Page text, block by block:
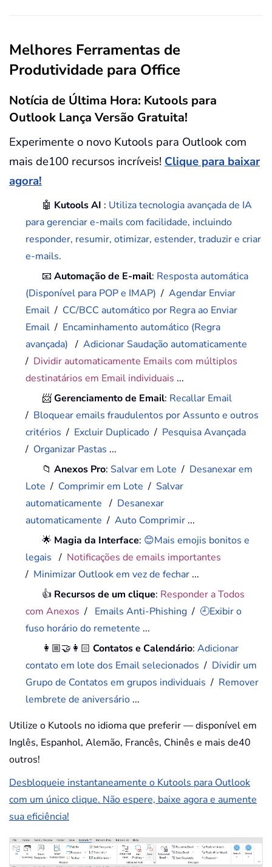
Melhores Ferramentas de
Produtividade para Office
Notícia de Última Hora: Kutools para
Outlook Lança Versão Gratuita!
Experimente o novo Kutools para Outlook com
mais de100 recursos incríveis! Clique para baixar
agora!
🤖 Kutools AI : Utiliza tecnologia avançada de IA
para gerenciar e-mails com facilidade, incluindo
responder, resumir, otimizar, estender, traduzir e criar
e-mails.
📧Automação de E-mail: Resposta automática
(Disponível para POP e IMAP) /Agendar Enviar
Email / CC/BCC automático por Regra ao Enviar
Email / Encaminhamento automático (Regra
avançada) /Adicionar Saudação automaticamente
/ Dividir automaticamente Emails com múltiplos
destinatários em Email individuais ...
📨Gerenciamento de Email: Recallar Email
/ Bloquear emails fraudulentos por Assunto e outros
critérios / Excluir Duplicado / Pesquisa Avançada
/ Organizar Pastas ...
📁Anexos Pro: Salvar em Lote / Desanexar em
Lote / Comprimir em Lote / Salvar
automaticamente / Desanexar
automaticamente /Auto Comprimir ...
🌟 Magia da Interface: 😊Mais emojis bonitos e
legais / Notificações de emails importantes
/ Minimizar Outlook em vez de fechar ...
👍 Recursos de um clique: Responder a Todos
com Anexos / Emails Anti-Phishing / 🕘Exibir o
fuso horário do remetente ...
👩🏼‍🤝‍👩🏻Contatos e Calendário:Adicionar
contato em lote dos Email selecionados / Dividir um
Grupo de Contatos em grupos individuais / Remover
lembrete de aniversário ...
Utilize o Kutools no idioma que preferir — disponível em
Inglês, Espanhol, Alemão, Francês, Chinês e mais de40
outros!
Desbloqueie instantaneamente o Kutools para Outlook
com um único clique. Não espere, baixe agora e aumente
sua eficiência!